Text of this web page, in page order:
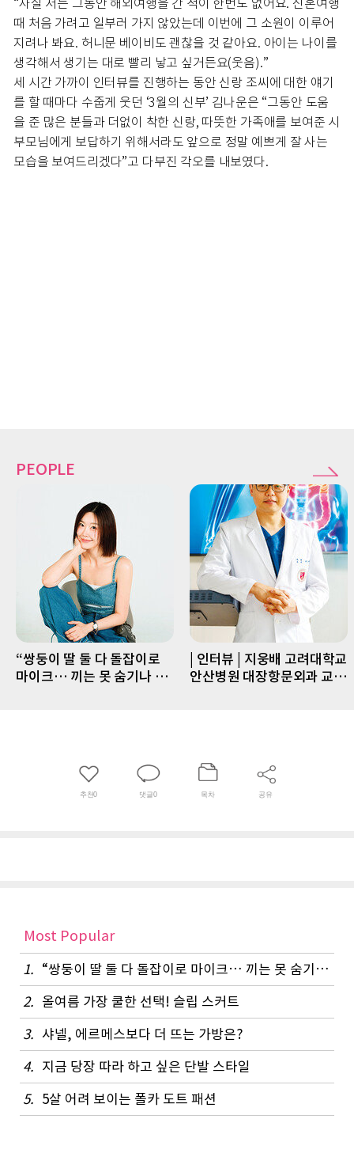
“사실 저는 그동안 해외여행을 간 적이 한번도 없어요. 신혼여행
때 처음 가려고 일부러 가지 않았는데 이번에 그 소원이 이루어
지려나 봐요. 허니문 베이비도 괜찮을 것 같아요. 아이는 나이를
생각해서 생기는 대로 빨리 낳고 싶거든요(웃음).”
세 시간 가까이 인터뷰를 진행하는 동안 신랑 조씨에 대한 얘기
를 할 때마다 수줍게 웃던 ‘3월의 신부’ 김나운은 “그동안 도움
을 준 많은 분들과 더없이 착한 신랑, 따뜻한 가족애를 보여준 시
부모님에게 보답하기 위해서라도 앞으로 정말 예쁘게 잘 사는
모습을 보여드리겠다”고 다부진 각오를 내보였다.
PEOPLE
“쌍둥이 딸 둘 다 돌잡이로
마이크… 끼는 못 숨기나 봐
| 인터뷰 | 지웅배 고려대학교
안산병원 대장항문외과 교수
추천0 댓글0 목차 공유
Most Popular
1.
“쌍둥이 딸 둘 다 돌잡이로 마이크… 끼는 못 숨기나 봐요”
2. 올여름 가장 쿨한 선택! 슬립 스커트
3. 샤넬, 에르메스보다 더 뜨는 가방은?
4. 지금 당장 따라 하고 싶은 단발 스타일
5. 5살 어려 보이는 폴카 도트 패션